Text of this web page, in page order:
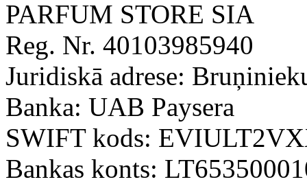
PARFUM STORE SIA
Reg. Nr. 40103985940
Juridiskā adrese:
Banka: UAB Paysera
SWIFT kods:
Bankas konts: